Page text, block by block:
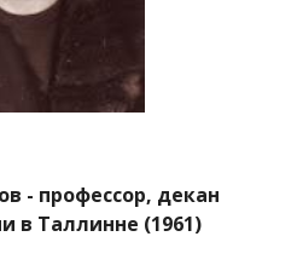
- профессор, декан
в Таллинне (1961)